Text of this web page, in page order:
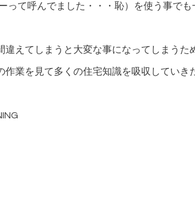
って呼んでました・・・恥）を使う事でも
違えてしまうと大変な事になってしまうた
作業を見て多くの住宅知識を吸収していき